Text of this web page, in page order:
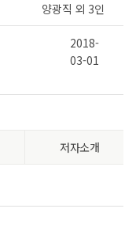
양광직 외 3인
2018-
03-01
저자소개